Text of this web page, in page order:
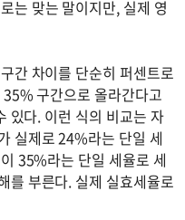
는 맞는 말이지만, 실제 영
간 차이를 단순히 퍼센트로
구간으로 올라간다고
있다. 이런 식의 비교는 자
실제로 24%라는 단일 세
35%라는 단일 세율로 세
를 부른다. 실제 실효세율로